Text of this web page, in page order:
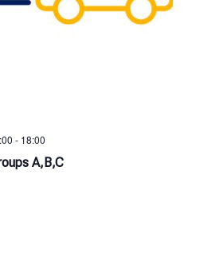
A,B,C
- 18:00